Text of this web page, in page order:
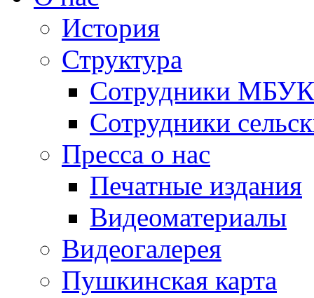
История
Структура
Сотрудники
Сотрудники
Пресса о нас
Печатные издания
Видеоматериалы
Видеогалерея
Пушкинская карта